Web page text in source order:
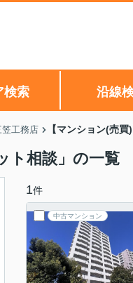
検索 沿線
工務店 【マンション(売
ト相談」の一覧
1件
中古マンション